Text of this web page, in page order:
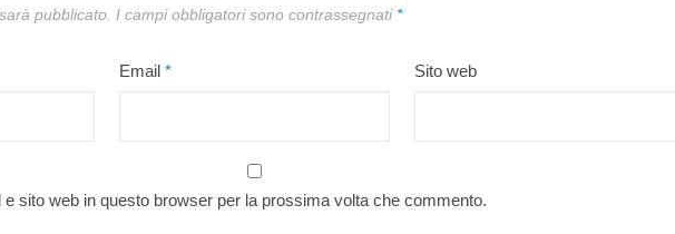
pubblicato. I campi obbligatori sono contrassegnati *
Email * Sito web
sito web in questo browser per la prossima volta che commento.